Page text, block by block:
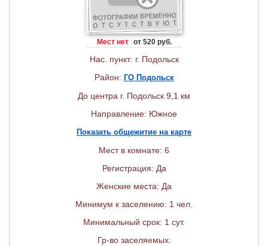
Мест нет от 520 руб.
Нас. пункт: г. Подольск
Район: ГО Подольск
До центра г. Подольск 9,1 км
Направление: Южное
Показать общежитие на карте
Мест в комнате: 6
Регистрация: Да
Женские места: Да
Минимум к заселению: 1 чел.
Минимальный срок: 1 сут.
Гр-во заселяемых: